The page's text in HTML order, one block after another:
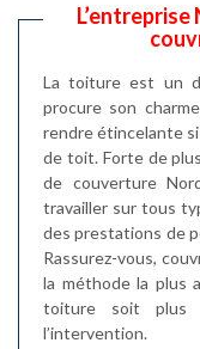
La toiture est un
procure son
rendre étincelante
de toit. Forte de
de couverture
travailler sur tous
des prestations de
Rassurez-vous,
la méthode la plus
toiture soit plus
l’intervention.